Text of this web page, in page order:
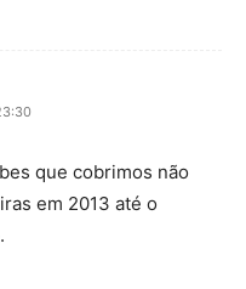
que cobrimos não
em 2013 até o